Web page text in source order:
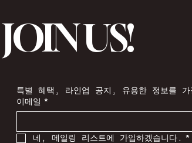
JOIN US!
특별 혜택, 라인업 공지, 유용한 정보를 가
이메일 *
네, 메일링 리스트에 가입하겠습니다. *